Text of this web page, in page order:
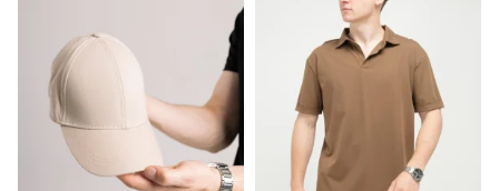
Призначення для повсякденного носіння
Стиль повсякденний